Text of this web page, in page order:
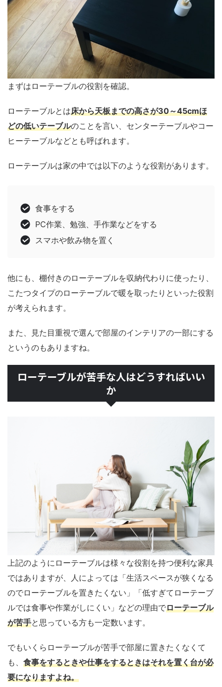
まずはローテーブルの役割を確認。
ローテーブルとは床から天板までの高さが30～45cmほ
どの低いテーブルのことを言い、センターテーブルやコー
ヒーテーブルなどとも呼ばれます。
ローテーブルは家の中では以下のような役割があります。
食事をする
PC作業、勉強、手作業などをする
スマホや飲み物を置く
他にも、棚付きのローテーブルを収納代わりに使ったり、
こたつタイプのローテーブルで暖を取ったりといった役割
が考えられます。
また、見た目重視で選んで部屋のインテリアの一部にする
というのもありますね。
ローテーブルが苦手な人はどうすればいい
か
上記のようにローテーブルは様々な役割を持つ便利な家具
ではありますが、人によっては「生活スペースが狭くなる
のでローテーブルを置きたくない」「低すぎてローテーブ
ルでは食事や作業がしにくい」などの理由でローテーブル
が苦手と思っている方も一定数います。
でもいくらローテーブルが苦手で部屋に置きたくなくて
も、 食事をするときや仕事をするときはそれを置く台が必
要になりますよね。